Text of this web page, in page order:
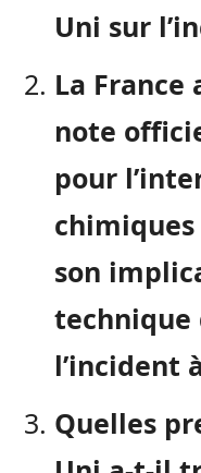
Uni sur
La France
note
pour
chimiques
son
technique
l’incident
Quelles